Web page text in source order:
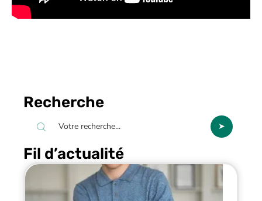
Recherche
Fil d’actualité